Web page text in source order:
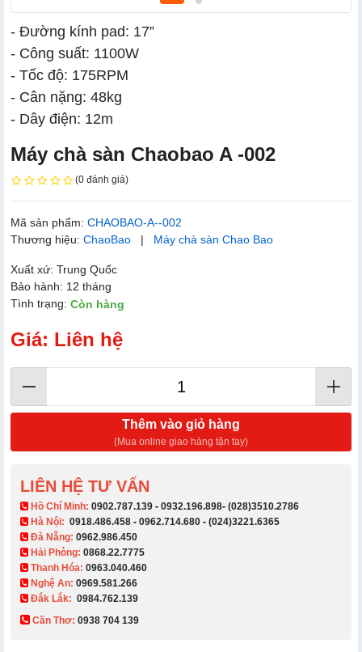
- Đường kính pad: 17”
- Công suất: 1100W
- Tốc độ: 175RPM
- Cân nặng: 48kg
- Dây điện: 12m
Máy chà sàn Chaobao A -002
(0 đánh giá)
Mã sản phẩm: CHAOBAO-A--002
Thương hiệu: ChaoBao | Máy chà sàn Chao Bao
Xuất xứ: Trung Quốc
Bảo hành: 12 tháng
Tình trạng: Còn hàng
Giá: Liên hệ
Thêm vào giỏ hàng
(Mua online giao hàng tận tay)
LIÊN HỆ TƯ VẤN
​ Hồ Chí Minh: 0902.787.139 - 0932.196.898- (028)3510.2786
Hà Nội: 0918.486.458 - 0962.714.680 - (024)3221.6365
Đà Nẵng: 0962.986.450
Hải Phòng: 0868.22.7775
Thanh Hóa: 0963.040.460
Nghệ An: 0969.581.266
Đắk Lắk: 0984.762.139
Cần Thơ: 0938 704 139​